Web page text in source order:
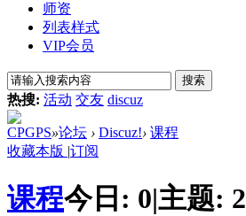
师资
列表样式
VIP会员
搜索
热搜: 活动 交友 discuz
CPGPS»论坛 › Discuz!› 课程
收藏本版 |订阅
课程今日: 0|主题: 2